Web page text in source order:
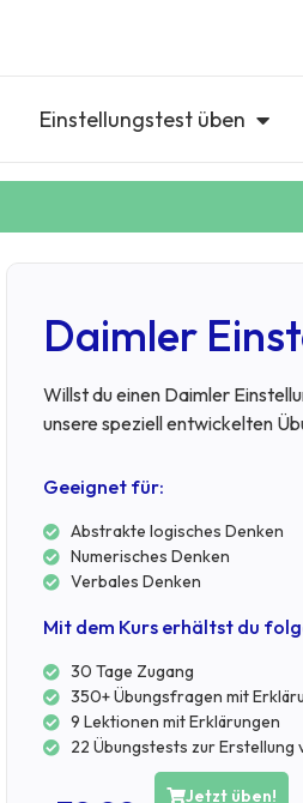
Einstellungstest üben
Daimler
Willst du einen Daimler
unsere speziell entwickelten
Geeignet für:
Abstrakte logisches Denken
Numerisches Denken
Verbales Denken
Mit dem Kurs erhältst du
30 Tage Zugang
350+ Übungsfragen mit
9 Lektionen mit Erklärungen
22 Übungstests zur Erstellung
Jetzt üben!